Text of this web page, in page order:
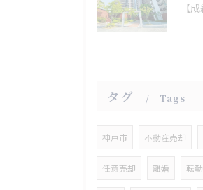
タグ Tags
神戸市 不動産売却
任意売却 離婚 転勤